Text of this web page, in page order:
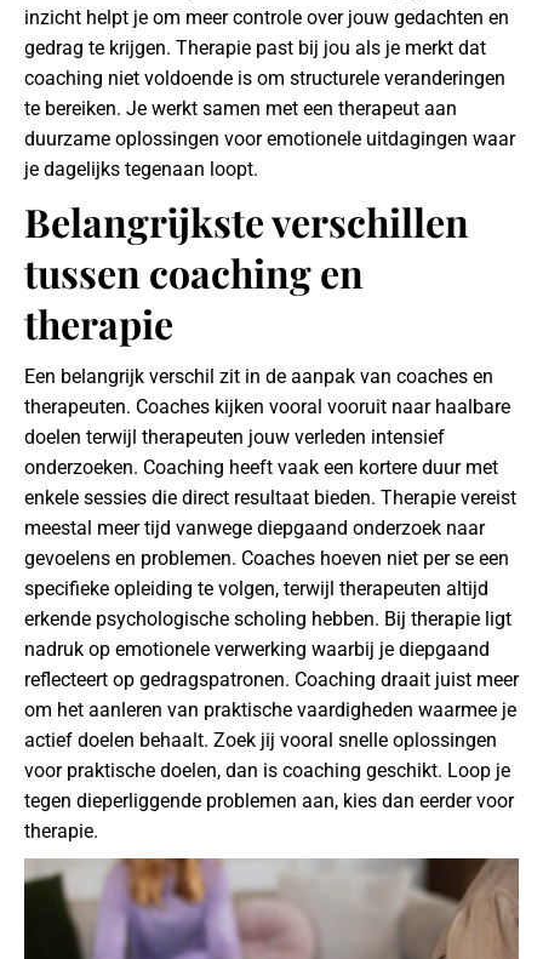
inzicht helpt je om meer controle over jouw gedachten en
gedrag te krijgen. Therapie past bij jou als je merkt dat
coaching niet voldoende is om structurele veranderingen
te bereiken. Je werkt samen met een therapeut aan
duurzame oplossingen voor emotionele uitdagingen waar
je dagelijks tegenaan loopt.
Belangrijkste verschillen
tussen coaching en
therapie
Een belangrijk verschil zit in de aanpak van coaches en
therapeuten. Coaches kijken vooral vooruit naar haalbare
doelen terwijl therapeuten jouw verleden intensief
onderzoeken. Coaching heeft vaak een kortere duur met
enkele sessies die direct resultaat bieden. Therapie vereist
meestal meer tijd vanwege diepgaand onderzoek naar
gevoelens en problemen. Coaches hoeven niet per se een
specifieke opleiding te volgen, terwijl therapeuten altijd
erkende psychologische scholing hebben. Bij therapie ligt
nadruk op emotionele verwerking waarbij je diepgaand
reflecteert op gedragspatronen. Coaching draait juist meer
om het aanleren van praktische vaardigheden waarmee je
actief doelen behaalt. Zoek jij vooral snelle oplossingen
voor praktische doelen, dan is coaching geschikt. Loop je
tegen dieperliggende problemen aan, kies dan eerder voor
therapie.